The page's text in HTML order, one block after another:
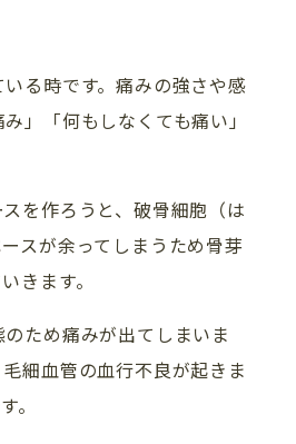
診療一覧
インプラント
審美歯科 （セラミック）
る時です。痛みの強さや感
」「何もしなくても痛い」
を作ろうと、破骨細胞（は
スが余ってしまうため骨芽
きます。
ため痛みが出てしまいま
細血管の血行不良が起きま
。